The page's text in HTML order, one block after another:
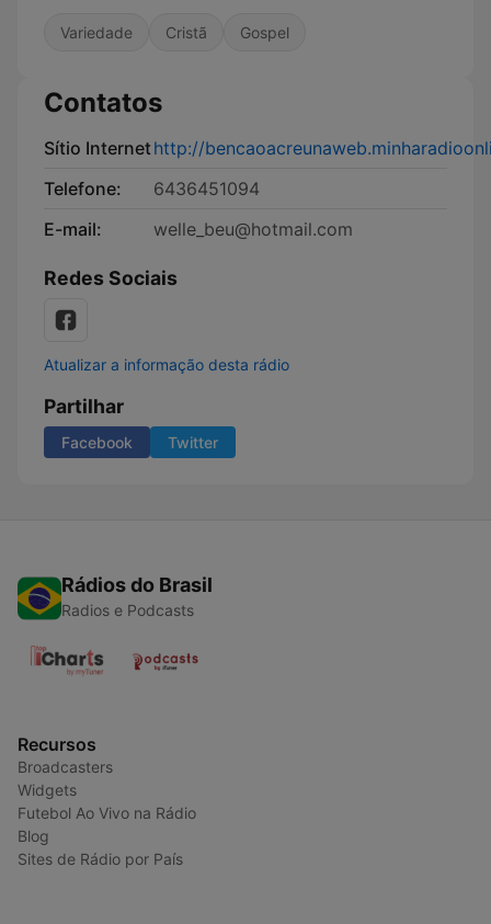
Variedade Cristã Gospel
Contatos
Sítio Internethttp://
Telefone:
6436451094
E-mail:
welle_beu@hotmail.com
Redes Sociais
Atualizar a informação desta rádio
Partilhar
Facebook Twitter
Rádios do Brasil
Radios e Podcasts
Recursos
Broadcasters
Widgets
Futebol Ao Vivo na Rádio
Blog
Sites de Rádio por País